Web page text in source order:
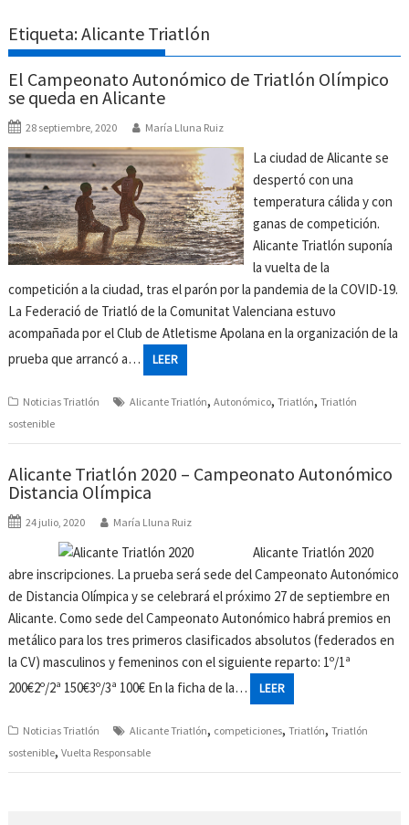
Etiqueta:Alicante Triatlón
El Campeonato Autonómico de Triatlón Olímpico
se queda en Alicante
28 septiembre, 2020 María Lluna Ruiz
La ciudad de Alicante se
despertó con una
temperatura cálida y con
ganas de competición.
Alicante Triatlón suponía
la vuelta de la
competición a la ciudad, tras el parón por la pandemia de la COVID-19.
La Federació de Triatló de la Comunitat Valenciana estuvo
acompañada por el Club de Atletisme Apolana en la organización de la
prueba que arrancó a…
LEER
Noticias Triatlón Alicante Triatlón,Autonómico,Triatlón,Triatlón
sostenible
Alicante Triatlón 2020 – Campeonato Autonómico
Distancia Olímpica
24 julio, 2020 María Lluna Ruiz
Alicante Triatlón 2020
abre inscripciones. La prueba será sede del Campeonato Autonómico
de Distancia Olímpica y se celebrará el próximo 27 de septiembre en
Alicante. Como sede del Campeonato Autonómico habrá premios en
metálico para los tres primeros clasificados absolutos (federados en
la CV) masculinos y femeninos con el siguiente reparto: 1º/1ª
200€2º/2ª 150€3º/3ª 100€ En la ficha de la…
LEER
Noticias Triatlón Alicante Triatlón, competiciones,Triatlón,Triatlón
sostenible,Vuelta Responsable